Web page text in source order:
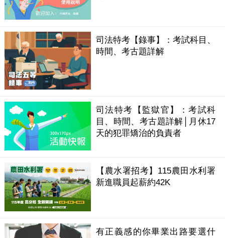
司法特考【錄事】：考試科目、
時間、考古題詳解
司法特考【監獄官】：考試科
目、時間、考古題詳解│月休17
天的犯罪矯治的負責者
【農水署招考】115農田水利署
新進職員起薪約42K
有正義感的你畢業出路要選什